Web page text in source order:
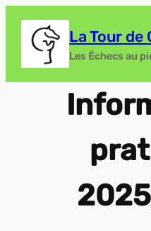
La Tour de
Les Échecs au